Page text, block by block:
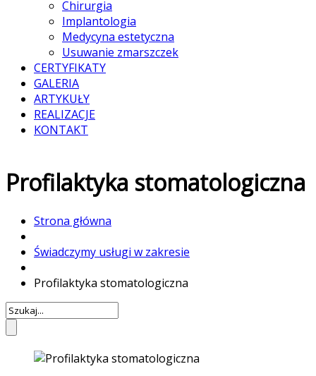
Chirurgia
Implantologia
Medycyna estetyczna
Usuwanie zmarszczek
CERTYFIKATY
GALERIA
ARTYKUŁY
REALIZACJE
KONTAKT
Profilaktyka stomatologiczna
Strona główna
Świadczymy usługi w zakresie
Profilaktyka stomatologiczna